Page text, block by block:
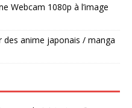
Webcam 1080p à l’image
des anime japonais / manga